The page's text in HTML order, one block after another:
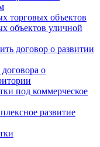
торговых объектов
объектов уличной
договор о развитии
о
под коммерческое
развитие